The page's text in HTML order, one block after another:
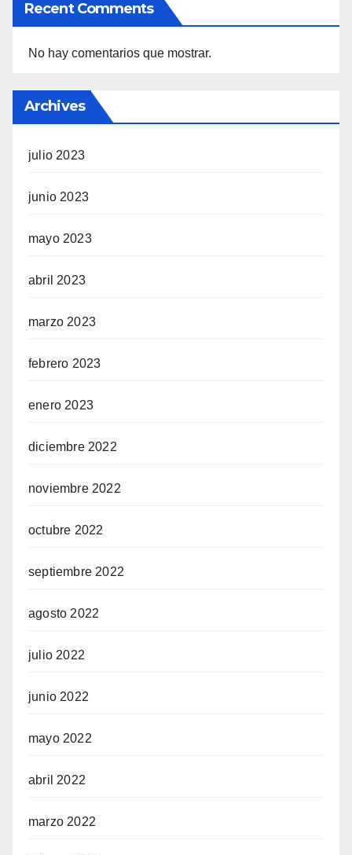
Recent Comments
No hay comentarios que mostrar.
Archives
julio 2023
junio 2023
mayo 2023
abril 2023
marzo 2023
febrero 2023
enero 2023
diciembre 2022
noviembre 2022
octubre 2022
septiembre 2022
agosto 2022
julio 2022
junio 2022
mayo 2022
abril 2022
marzo 2022